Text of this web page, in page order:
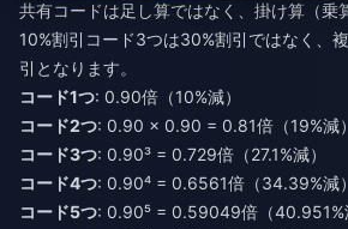
共有コードは足し算ではなく、掛け算（乗
10%割引コード3つは30%割引ではなく、
引となります。
コード1つ: 0.90倍（10%減）
コード2つ: 0.90 × 0.90 = 0.81倍（19%減）
コード3つ: 0.90³ = 0.729倍（27.1%減）
コード4つ: 0.90⁴ = 0.6561倍（34.39%減）
コード5つ: 0.90⁵ = 0.59049倍（40.951%